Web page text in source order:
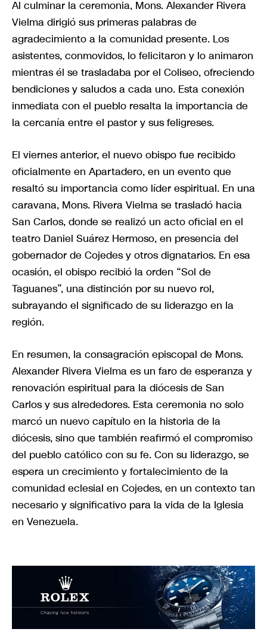
Al culminar la ceremonia, Mons. Alexander Rivera
Vielma dirigió sus primeras palabras de
agradecimiento a la comunidad presente. Los
asistentes, conmovidos, lo felicitaron y lo animaron
mientras él se trasladaba por el Coliseo, ofreciendo
bendiciones y saludos a cada uno. Esta conexión
inmediata con el pueblo resalta la importancia de
la cercanía entre el pastor y sus feligreses.
El viernes anterior, el nuevo obispo fue recibido
oficialmente en Apartadero, en un evento que
resaltó su importancia como líder espiritual. En una
caravana, Mons. Rivera Vielma se trasladó hacia
San Carlos, donde se realizó un acto oficial en el
teatro Daniel Suárez Hermoso, en presencia del
gobernador de Cojedes y otros dignatarios. En esa
ocasión, el obispo recibió la orden “Sol de
Taguanes”, una distinción por su nuevo rol,
subrayando el significado de su liderazgo en la
región.
En resumen, la consagración episcopal de Mons.
Alexander Rivera Vielma es un faro de esperanza y
renovación espiritual para la diócesis de San
Carlos y sus alrededores. Esta ceremonia no solo
marcó un nuevo capítulo en la historia de la
diócesis, sino que también reafirmó el compromiso
del pueblo católico con su fe. Con su liderazgo, se
espera un crecimiento y fortalecimiento de la
comunidad eclesial en Cojedes, en un contexto tan
necesario y significativo para la vida de la Iglesia
en Venezuela.